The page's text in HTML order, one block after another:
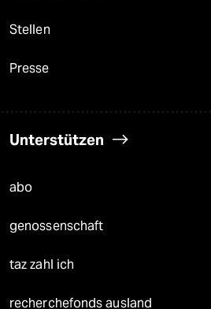
Stellen
Presse
Unterstützen
abo
genossenschaft
taz zahl ich
recherchefonds ausland